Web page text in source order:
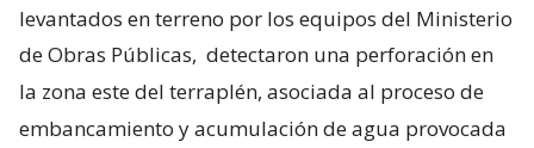
levantados en terreno por los equipos del Ministerio
de Obras Públicas, detectaron una perforación en
la zona este del terraplén, asociada al proceso de
embancamiento y acumulación de agua provocada